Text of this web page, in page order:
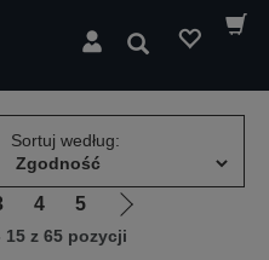
Wyszukaj
Sortuj według:
4 5
Przejdź
do
z 65 pozycji